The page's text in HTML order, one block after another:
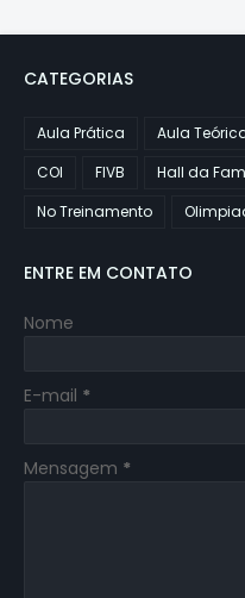
CATEGORIAS
Aula Prática Aula
COI
FIVB Hall da
No Treinamento
ENTRE EM CONTATO
Nome
E-mail *
Mensagem *